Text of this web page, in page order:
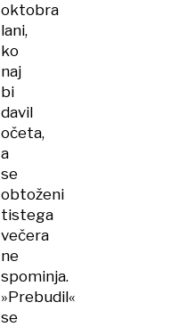
oktobra
lani,
ko
naj
bi
davil
očeta,
a
se
obtoženi
tistega
večera
ne
spominja.
»Prebudil«
se